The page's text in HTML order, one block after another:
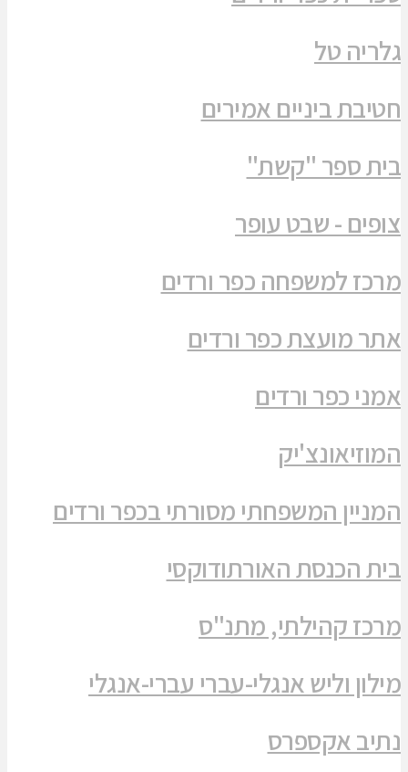
גלריה טל
חטיבת ביניים אמירים
בית ספר "קשת"
צופים - שבט עופר
מרכז למשפחה כפר ורדים
אתר מועצת כפר ורדים
אמני כפר ורדים
המוזיאונצ'יק
המניין המשפחתי מסורתי בכפר ורדים
בית הכנסת האורתודוקסי
מרכז קהילתי, מתנ"ס
מילון וליש אנגלי-עברי עברי-אנגלי
נתיב אקספרס